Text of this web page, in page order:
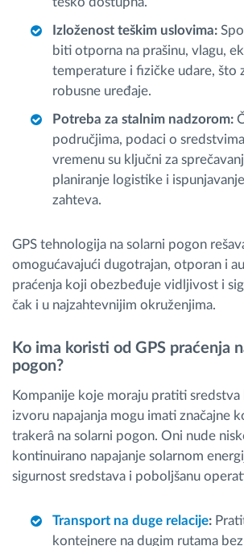
Izloženost teškim uslovima:
biti otporna na prašinu, vlagu,
temperature i fizičke udare, što
robusne uređaje.
Potreba za stalnim nadzorom:
područjima, podaci o
vremenu su ključni za
planiranje logistike i
zahteva.
GPS tehnologija na solarni pogon
omogućavajući dugotrajan, otporan i
praćenja koji obezbeđuje vidljivost i
čak i u najzahtevnijim okruženjima.
Ko ima koristi od GPS praćenja
pogon?
Kompanije koje moraju pratiti
izvoru napajanja mogu imati značajne
trakerâ na solarni pogon. Oni nude
kontinuirano napajanje solarnom
sigurnost sredstava i poboljšanu
Transport na duge relacije:
kontejnere na dugim rutama